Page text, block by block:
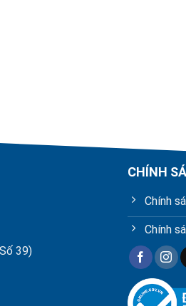
39)
CHÍNH
Chính
Chính